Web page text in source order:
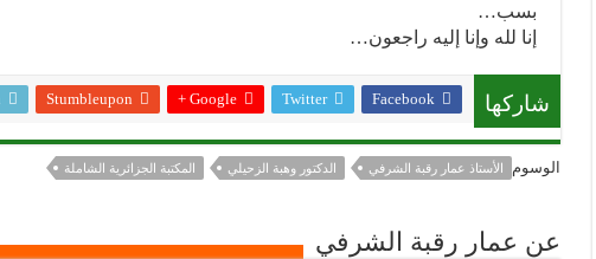
بسب…
إنا لله وإنا إليه راجعون…
شاركها Facebook
Twitter
Google +
Stumbleupon
الوسوم الأستاذ عمار رقبة الشرفي الدكتور وهبة الزحيلي المكتبة الجزائرية الشاملة
عن عمار رقبة الشرفي